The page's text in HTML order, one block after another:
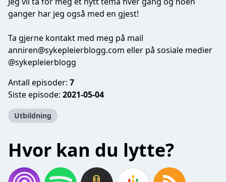
ganger har jeg også med en gjest!
Ta gjerne kontakt med meg på mail
anniren@sykepleierblogg.com eller på sosiale medier
@sykepleierblogg
Antall episoder: 7
Siste episode: 2021-05-04
Utbildning
Hvor kan du lytte?